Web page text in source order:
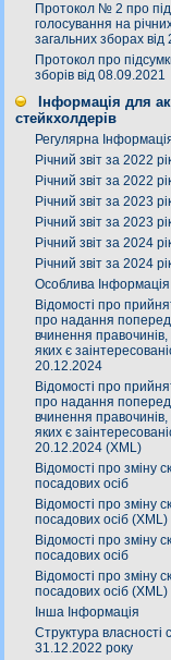
Протокол № 2 про
голосування на
загальних зборах
Протокол про
зборів від 08.09.2021
Інформація для
стейкхолдерів
Регулярна
Річний звіт за 2022
Річний звіт за 2022
Річний звіт за 2023
Річний звіт за 2023
Річний звіт за 2024
Річний звіт за 2024
Особлива Інформація
Відомості про
про надання
вчинення
яких є
20.12.2024
Відомості про
про надання
вчинення
яких є
20.12.2024 (XML)
Відомості про зміну
посадових осіб
Відомості про зміну
посадових осіб (XML)
Відомості про зміну
посадових осіб
Відомості про зміну
посадових осіб (XML)
Інша Інформація
Структура власності
31.12.2022 року